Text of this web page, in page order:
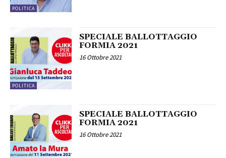
POLITICA
POLITICA
SPECIALE BALLOTTAGGIO
FORMIA 2021
16 Ottobre 2021
SPECIALE BALLOTTAGGIO
FORMIA 2021
16 Ottobre 2021